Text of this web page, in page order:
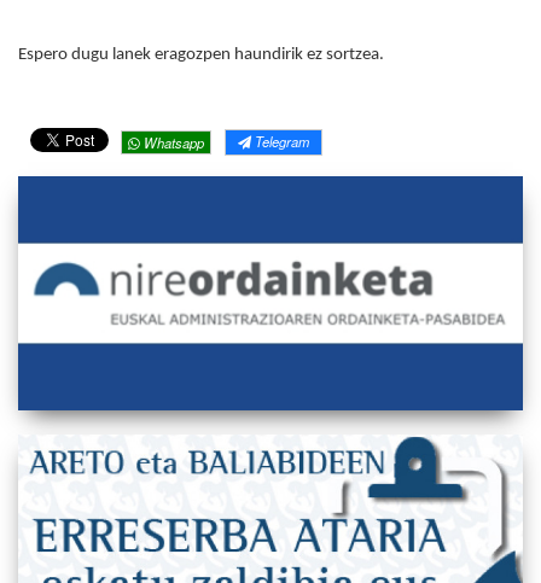
Espero dugu lanek eragozpen haundirik ez sortzea.
Whatsapp Telegram